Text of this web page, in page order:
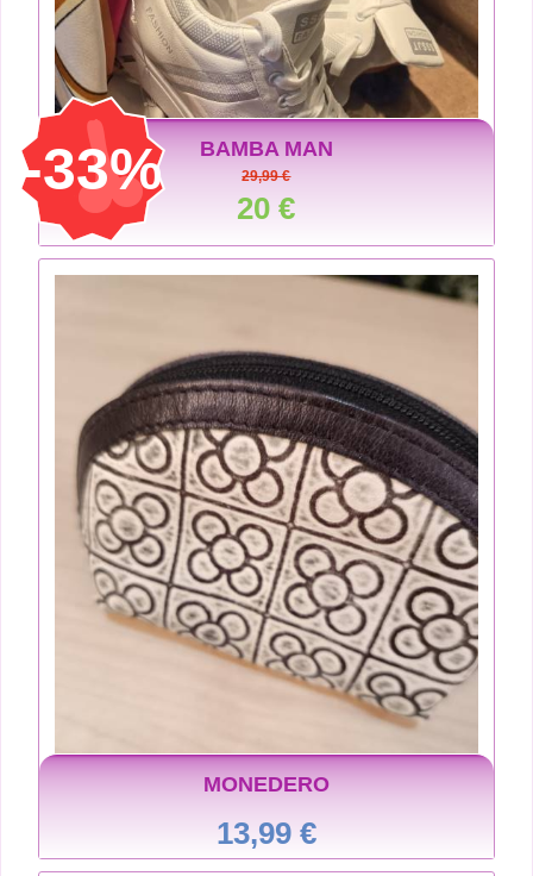
-33% BAMBA MAN
29,99 €
20 €
MONEDERO
13,99 €